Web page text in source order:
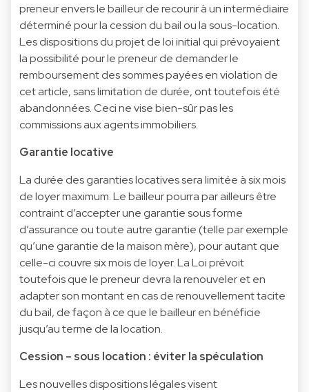
preneur envers le bailleur de recourir à un intermédiaire
déterminé pour la cession du bail ou la sous-location.
Les dispositions du projet de loi initial qui prévoyaient
la possibilité pour le preneur de demander le
remboursement des sommes payées en violation de
cet article, sans limitation de durée, ont toutefois été
abandonnées. Ceci ne vise bien-sûr pas les
commissions aux agents immobiliers.
Garantie locative
La durée des garanties locatives sera limitée à six mois
de loyer maximum. Le bailleur pourra par ailleurs être
contraint d’accepter une garantie sous forme
d’assurance ou toute autre garantie (telle par exemple
qu’une garantie de la maison mère), pour autant que
celle-ci couvre six mois de loyer. La Loi prévoit
toutefois que le preneur devra la renouveler et en
adapter son montant en cas de renouvellement tacite
du bail, de façon à ce que le bailleur en bénéficie
jusqu’au terme de la location.
Cession – sous location : éviter la spéculation
Les nouvelles dispositions légales visent